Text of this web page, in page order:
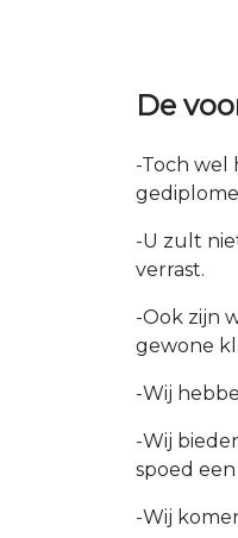
De
-Toch wel
-U zult
verrast.
-Ook zijn
gewone
-Wij
-Wij
spoed
-Wij